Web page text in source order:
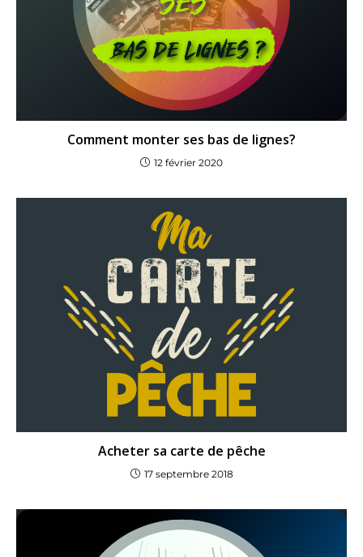
Comment monter ses bas de lignes?
12 février 2020
Acheter sa carte de pêche
17 septembre 2018